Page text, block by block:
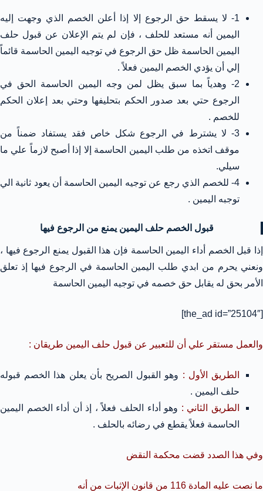
1- لا يسقط حق الرجوع إلا إذا أعلن الخصم الذي وجهت إليه
اليمين أنه مستعد للحلف ، فإن لم يتم الإعلان عن قبول حلف
اليمين الحاسمة ظل حق الرجوع في توجيه اليمين الحاسمة قائماً
إلي أن يؤدي الخصم اليمين فعلاً .
2- وهدياً بما سبق يظل لمن وجه اليمين الحاسمة الحق في
الرجوع حتي بعد صدور الحكم بتحليفها وحتي بعد إعلان الحكم
للخصم .
3- لا يشترط في الرجوع شكل خاص فقد يستفاد ضمناً من
موقف اتخذه من طلب اليمين الحاسمة إلا إذا أصبح لازماً علي ما
سيلي.
4- للخصم الذي رجع عن توجيه اليمين الحاسمة أن يعود ثانية الي
توجبه اليمين .
قبول الخصم حلف اليمين يمنع من الرجوع فيها
إذا قبل الخصم أداء اليمين الحاسمة فإن هذا القبول يمنع الرجوع فيها ،
ونعني يحرم من ابدي طلب اليمين الحاسمة في الرجوع فيها إذ تعلق
الأمر بحق له يقابل حق خصمه في توجيه اليمين الحاسمة
[the_ad id=”25104″]
والعمل مستقر علي أن للتعبير عن قبول حلف اليمين طريقان :
الطريق الأول : وهو القبول الصريح بأن يعلن هذا الخصم قبوله
حلف اليمين .
الطريق الثاني : وهو أداء الحلف فعلاً ، إذ أن أداء الخصم اليمين
الحاسمة فعلاً يقطع في رضائه بالحلف .
وفي هذا الصدد قضت محكمة النقض
ما نصت عليه المادة 116 من قانون الإثبات من أنه